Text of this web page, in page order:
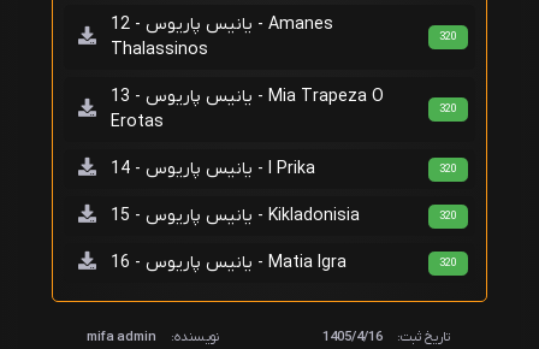
یانیس پاریوس - 12 - Amanes
Thalassinos
320
یانیس پاریوس - 13 - Mia Trapeza O
Erotas
320
یانیس پاریوس - 14 - I Prika 320
یانیس پاریوس - 15 - Kikladonisia 320
یانیس پاریوس - 16 - Matia Igra 320
تاریخ ثبت: 1405/4/16 نویسنده: mifa admin